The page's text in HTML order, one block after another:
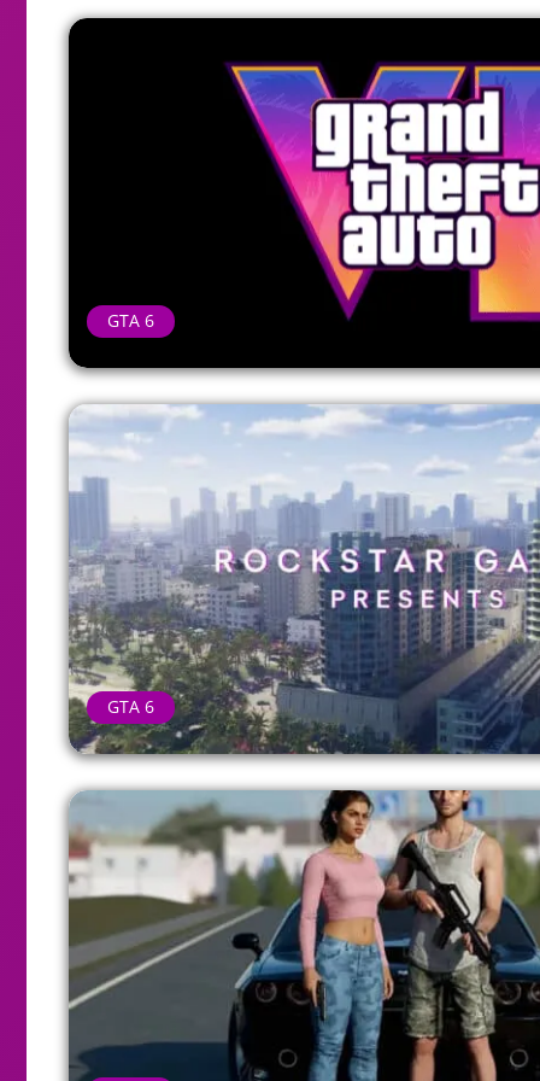
GTA 6
GTA 6